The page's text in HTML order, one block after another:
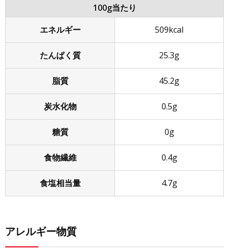
100g当たり
エネルギー
509kcal
たんぱく質 25.3g
脂質 45.2g
炭水化物 0.5g
糖質 0g
食物繊維 0.4g
食塩相当量 4.7g
アレルギー物質